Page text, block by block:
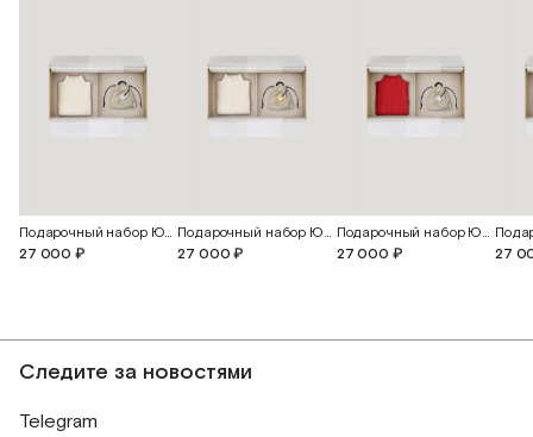
Подарочный набор Юна
27 000 ₽
Подарочный набор Юна
27 000 ₽
Подарочный набор Юна
27 000 ₽
27
Следите за новостями
Telegram